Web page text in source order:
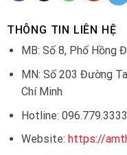
THÔNG TIN LIÊN HỆ
MB: Số 8, Phố Hồng
MN: Số 203 Đường
Chí Minh
Hotline: 096.779.3333
Website: https://